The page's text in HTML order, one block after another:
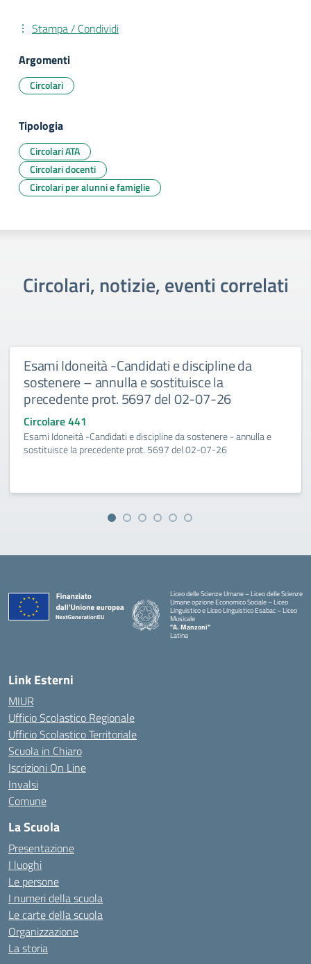
Stampa / Condividi
Argomenti
Circolari
Tipologia
Circolari ATA
Circolari docenti
Circolari per alunni e famiglie
Circolari, notizie, eventi correlati
Esami Idoneità -Candidati e discipline da
sostenere – annulla e sostituisce la
precedente prot. 5697 del 02-07-26
Circolare 441
Esami Idoneità -Candidati e discipline da sostenere - annulla e
sostituisce la precedente prot. 5697 del 02-07-26
Liceo delle Scienze Umane – Liceo delle Scienze
Umane opzione Economico Sociale – Liceo
Linguistico e Liceo Linguistico Esabac – Liceo
Musicale
"A. Manzoni"
Latina
Link Esterni
MIUR
Ufficio Scolastico Regionale
Ufficio Scolastico Territoriale
Scuola in Chiaro
Iscrizioni On Line
Invalsi
Comune
La Scuola
Presentazione
I luoghi
Le persone
I numeri della scuola
Le carte della scuola
Organizzazione
La storia